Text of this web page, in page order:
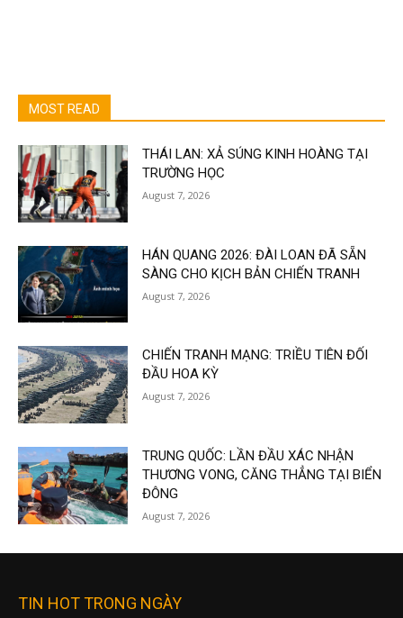
MOST READ
THÁI LAN: XẢ SÚNG KINH HOÀNG TẠI
TRƯỜNG HỌC
August 7, 2026
HÁN QUANG 2026: ĐÀI LOAN ĐÃ SẴN
SÀNG CHO KỊCH BẢN CHIẾN TRANH
August 7, 2026
CHIẾN TRANH MẠNG: TRIỀU TIÊN ĐỐI
ĐẦU HOA KỲ
August 7, 2026
TRUNG QUỐC: LẦN ĐẦU XÁC NHẬN
THƯƠNG VONG, CĂNG THẲNG TẠI BIỂN
ĐÔNG
August 7, 2026
TIN HOT TRONG NGÀY